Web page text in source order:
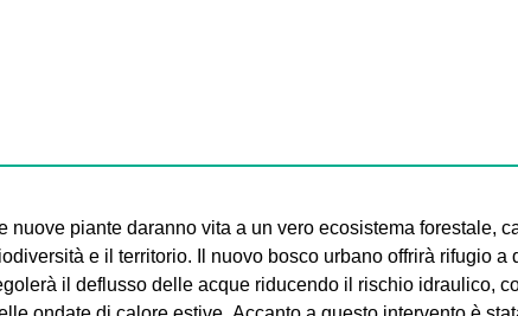
nuove piante daranno vita a un vero ecosistema forestale,
e il territorio. Il nuovo bosco urbano offrirà rifugio
il deflusso delle acque riducendo il rischio idraulico,